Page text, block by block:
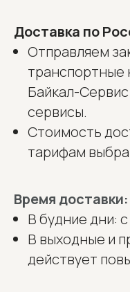
Доставка по
Отправляем
Байкал-
сервисы.
Стоимость
тарифам
Время доставки:
В будние дни: с
В выходные и
действует